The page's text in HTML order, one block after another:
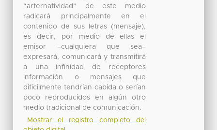
“arternatividad” de este medio
radicará principalmente en el
contenido de sus letras (mensaje),
es decir, por medio de ellas el
emisor –cualquiera que sea–
expresará, comunicará y transmitirá
a una infinidad de receptores
información o mensajes que
difícilmente tendrían cabida o serían
poco reproducidos en algún otro
medio tradicional de comunicación.
Mostrar el registro completo del